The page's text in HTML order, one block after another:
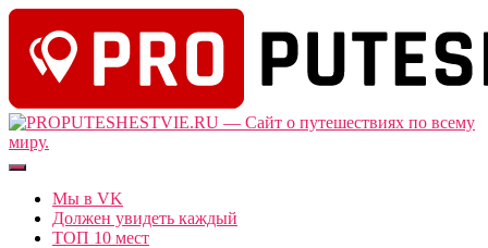
Переключить
навигациюМы в VK
Должен увидеть каждый
ТОП 10 мест